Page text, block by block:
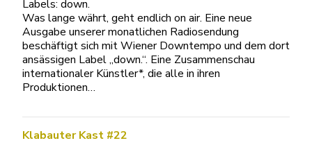
Labels: down.
Was lange währt, geht endlich on air. Eine neue
Ausgabe unserer monatlichen Radiosendung
beschäftigt sich mit Wiener Downtempo und dem dort
ansässigen Label „down.“. Eine Zusammenschau
internationaler Künstler*, die alle in ihren
Produktionen…
Klabauter Kast #22